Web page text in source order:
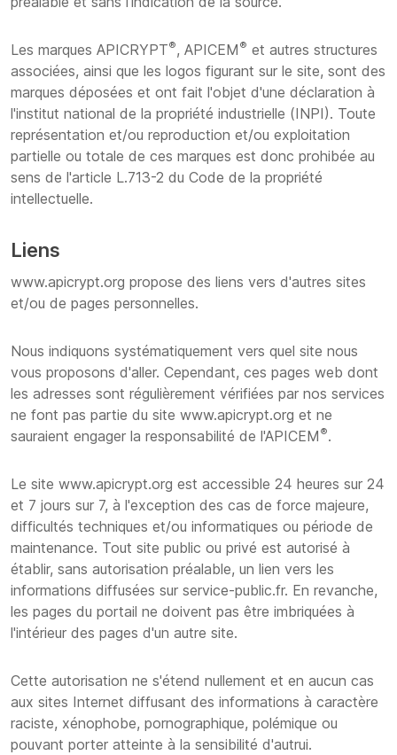
Les marques APICRYPT®, APICEM ® et autres structures
associées, ainsi que les logos figurant sur le site, sont des
marques déposées et ont fait l'objet d'une déclaration à
l'institut national de la propriété industrielle (INPI). Toute
représentation et/ou reproduction et/ou exploitation
partielle ou totale de ces marques est donc prohibée au
sens de l'article L.713-2 du Code de la propriété
intellectuelle.
Liens
www.apicrypt.org propose des liens vers d'autres sites
et/ou de pages personnelles.
Nous indiquons systématiquement vers quel site nous
vous proposons d'aller. Cependant, ces pages web dont
les adresses sont régulièrement vérifiées par nos services
ne font pas partie du site www.apicrypt.org et ne
sauraient engager la responsabilité de l'APICEM ®.
Le site www.apicrypt.org est accessible 24 heures sur 24
et 7 jours sur 7, à l'exception des cas de force majeure,
difficultés techniques et/ou informatiques ou période de
maintenance. Tout site public ou privé est autorisé à
établir, sans autorisation préalable, un lien vers les
informations diffusées sur service-public.fr. En revanche,
les pages du portail ne doivent pas être imbriquées à
l'intérieur des pages d'un autre site.
Cette autorisation ne s'étend nullement et en aucun cas
aux sites Internet diffusant des informations à caractère
raciste, xénophobe, pornographique, polémique ou
pouvant porter atteinte à la sensibilité d'autrui.